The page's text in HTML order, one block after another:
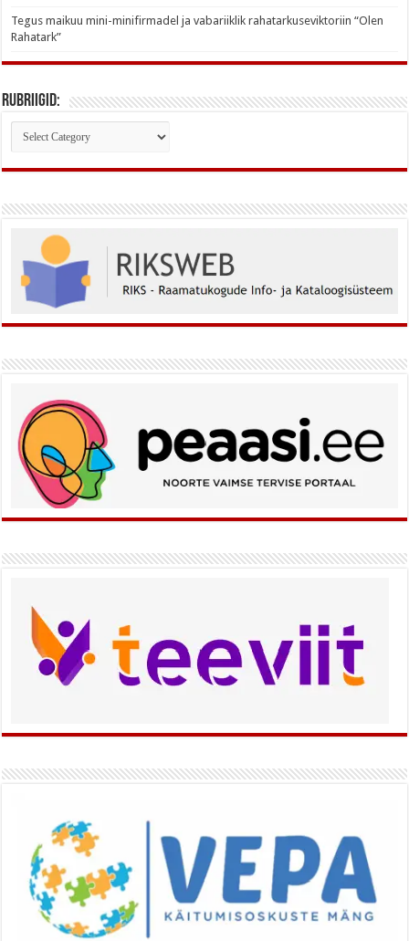
Tegus maikuu mini-minifirmadel ja vabariiklik rahatarkuseviktoriin “Olen
Rahatark”
Rubriigid:
Rubriigid: